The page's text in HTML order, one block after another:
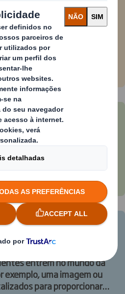
a sua imagem,
extra de profundidade -
também fisicamente. Este
um ponto de contacto
consumidor.
impressão do packaging
com pormenores extra no
tais como uma cor invulgar
realmente vida quando
entrem no mundo da
exemplo, uma imagem ou
para proporcionar